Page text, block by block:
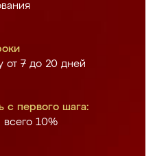
от 7 до 20 дней
с первого шага:
всего 10%